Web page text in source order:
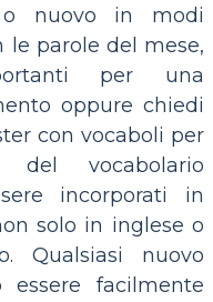
o nuovo in modi
le parole del mese,
per una
oppure chiedi
con vocaboli per
vocabolario
incorporati in
solo in inglese o
Qualsiasi nuovo
facilmente